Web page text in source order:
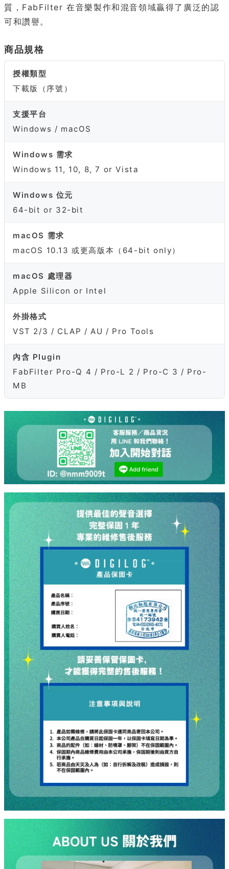
質，FabFilter 在音樂製作和混音領域贏得了廣泛的認
可和讚譽。
商品規格
授權類型
下載版（序號）
支援平台
Windows / macOS
Windows 需求
Windows 11, 10, 8, 7 or Vista
Windows 位元
64-bit or 32-bit
macOS 需求
macOS 10.13 或更高版本（64-bit only）
macOS 處理器
Apple Silicon or Intel
外掛格式
VST 2/3 / CLAP / AU / Pro Tools
內含 Plugin
FabFilter Pro-Q 4 / Pro-L 2 / Pro-C 3 / Pro-
MB